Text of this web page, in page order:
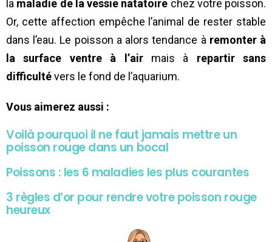
la maladie de la vessie natatoire chez votre poisson.
Or, cette affection empêche l’animal de rester stable
dans l’eau. Le poisson a alors tendance à remonter à
la surface ventre à l’airmais à repartir sans
difficultévers le fond de l’aquarium.
Vous aimerez aussi :
Voilà pourquoi il ne faut jamais mettre un
poisson rouge dans un bocal
Poissons : les 6 maladies les plus courantes
3 règles d’or pour rendre votre poisson rouge
heureux